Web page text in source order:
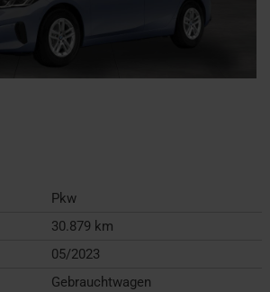
Pkw
30.879 km
05/2023
Gebrauchtwagen